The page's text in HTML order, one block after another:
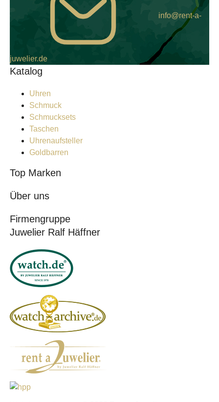
info@rent-a-
juwelier.de
Katalog
Uhren
Schmuck
Schmucksets
Taschen
Uhrenaufsteller
Goldbarren
Top Marken
Über uns
Firmengruppe
Juwelier Ralf Häffner